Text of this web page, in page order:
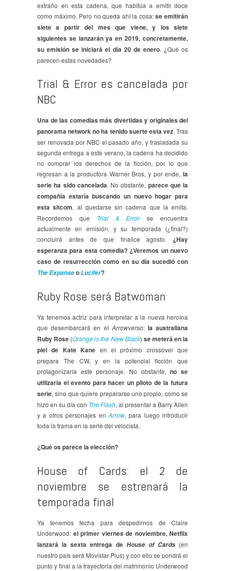
extraño en esta cadena, que habitúa a emitir doce
como máximo. Pero no queda ahí la cosa:se emitirán
siete a partir del mes que viene, y los siete
siguientes se lanzarán ya en 2019, concretamente,
su emisión se iniciará el día 20 de enero. ¿Qué os
parecen estas novedades?
Trial & Error es cancelada por
NBC
Una de las comedias más divertidas y originales del
panorama network no ha tenido suerte esta vez. Tras
ser renovada por NBC el pasado año, y trasladada su
segunda entrega a este verano, la cadena ha decidido
no comprar los derechos de la ficción, por lo que
regresan a la productora Warner Bros, y por ende, la
serie ha sido cancelada. No obstante, parece que la
compañía estaría buscando un nuevo hogar para
esta sitcom, al quedarse sin cadena que la emita.
Recordemos que Trial & Errorse encuentra
actualmente en emisión, y su temporada (¿final?)
concluirá antes de que finalice agosto. ¿Hay
esperanza para esta comedia? ¿Veremos un nuevo
caso de resurrección como en su día sucedió con
The ExpanseoLucifer?
Ruby Rose será Batwoman
Ya tenemos actriz para interpretar a la nueva heroína
que desembarcará en el Arrowverso: la australiana
Ruby Rose (Orange is the New Black) se meterá en la
piel de Kate Kane en el próximo crossover que
prepara The CW, y en la potencial ficción que
protagonizaría este personaje. No obstante,no se
utilizaría el evento para hacer un piloto de la futura
serie, sino que quiere prepararse uno propio, como se
hizo en su día con The Flash, al presentar a Barry Allen
y a otros personajes en Arrow, para luego introducir
toda la trama en la serie del velocista.
¿Qué os parece la elección?
House of Cards: el 2 de
noviembre se estrenará la
temporada final
Ya tenemos fecha para despedirnos de Claire
Underwood: el primer viernes de noviembre, Netflix
lanzará la sexta entrega de House of Cards(en
nuestro país será Movistar Plus) y con ello se pondrá el
punto y final a la trayectoria del matrimonio Underwood